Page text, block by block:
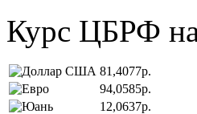
Курс ЦБРФ
81,4077р.
94,0585р.
12,0637р.